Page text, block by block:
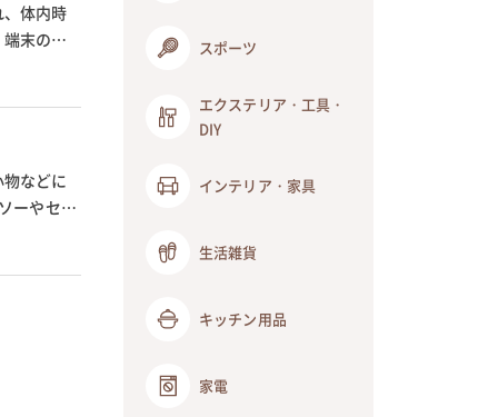
体内時
末のデ
などに
ーやセリ
スポーツ
エクステリア・工具・
DIY
インテリア・家具
生活雑貨
キッチン用品
家電